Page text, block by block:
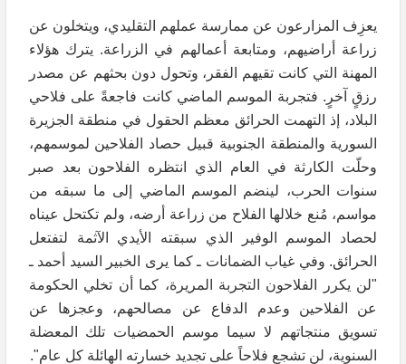
يعزِف المزارعون عن ممارسة عملهم التقليدي، ويتخلون عن
زراعة أراضيهم، ومتابعة أعمالهم في الزراعة. يترك هؤلاء
المهنة التي كانت تقيهم الفقر، وتحول دون بحثهم عن مصدر
رزقٍ آخرٍ. فتجربة الموسم الماضي كانت فاجعةً على فلاحي
البلاد، إذ التهمت الحرائق معظم الحقول في منطقة الجزيرة
السورية والمنطقة الجنوبية قبيل حصاد الفلاحين لموسمهم،
وحلّت الكارثة في العام الذي انتظره الفلاحون بعد صبر
سنوات الحرب، لينضم الموسم الماضي إلى ما سبقه من
مواسم، مُنع خلالها الفلاح من زراعة أرضه، ولم تكتحل عيناه
لحصاد الموسم الوفير الذي سبقته الأيدي الآثمة لتفتعل
الحرائق. وفي غياب الضمانات ـ كما يرى الخبير السيد أحمد ـ
"لن يكرر الفلاحون التجربة المريرة، كما أن تخلي الحكومة
عن الفلاحين وعدم الدفاع عن مصالحهم، وعجزها عن
تسويق منتجاتهم لا سيما موسم الحمضيات تلك المعضلة
السنوية، لن تشجع فلاحاً على تجديد خسارته الهائلة كل عام".